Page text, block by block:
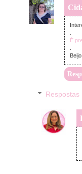
É
Respostas